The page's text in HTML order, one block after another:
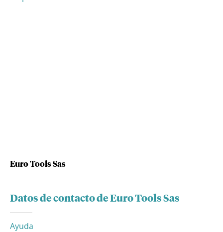
Euro Tools Sas
Datos de contacto de Euro Tools Sas
Ayuda